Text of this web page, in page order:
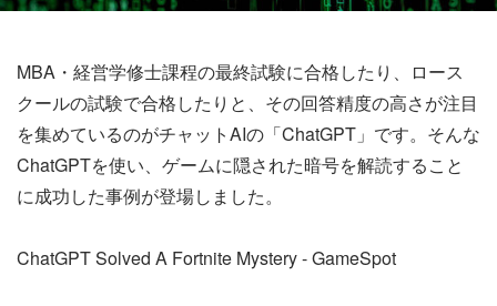
MBA・経営学修士課程の最終試験に合格したり、ロース
クールの試験で合格したりと、その回答精度の高さが注目
を集めているのがチャットAIの「ChatGPT」です。そんな
ChatGPTを使い、ゲームに隠された暗号を解読すること
に成功した事例が登場しました。
ChatGPT Solved A Fortnite Mystery - GameSpot